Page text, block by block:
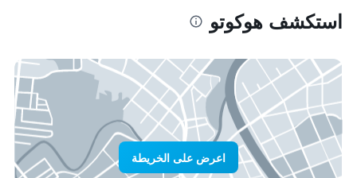
استكشف هوكوتو
اعرض على الخريطة